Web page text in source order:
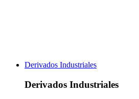
Derivados Industriales
Derivados Industriales